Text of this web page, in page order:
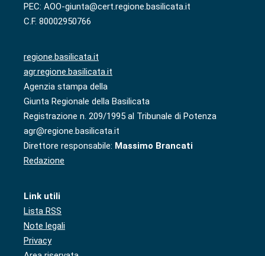
PEC: AOO-giunta@cert.regione.basilicata.it
C.F. 80002950766
regione.basilicata.it
agr.regione.basilicata.it
Agenzia stampa della
Giunta Regionale della Basilicata
Registrazione n. 209/1995 al Tribunale di Potenza
agr@regione.basilicata.it
Direttore responsabile: Massimo Brancati
Redazione
Link utili
Lista RSS
Note legali
Privacy